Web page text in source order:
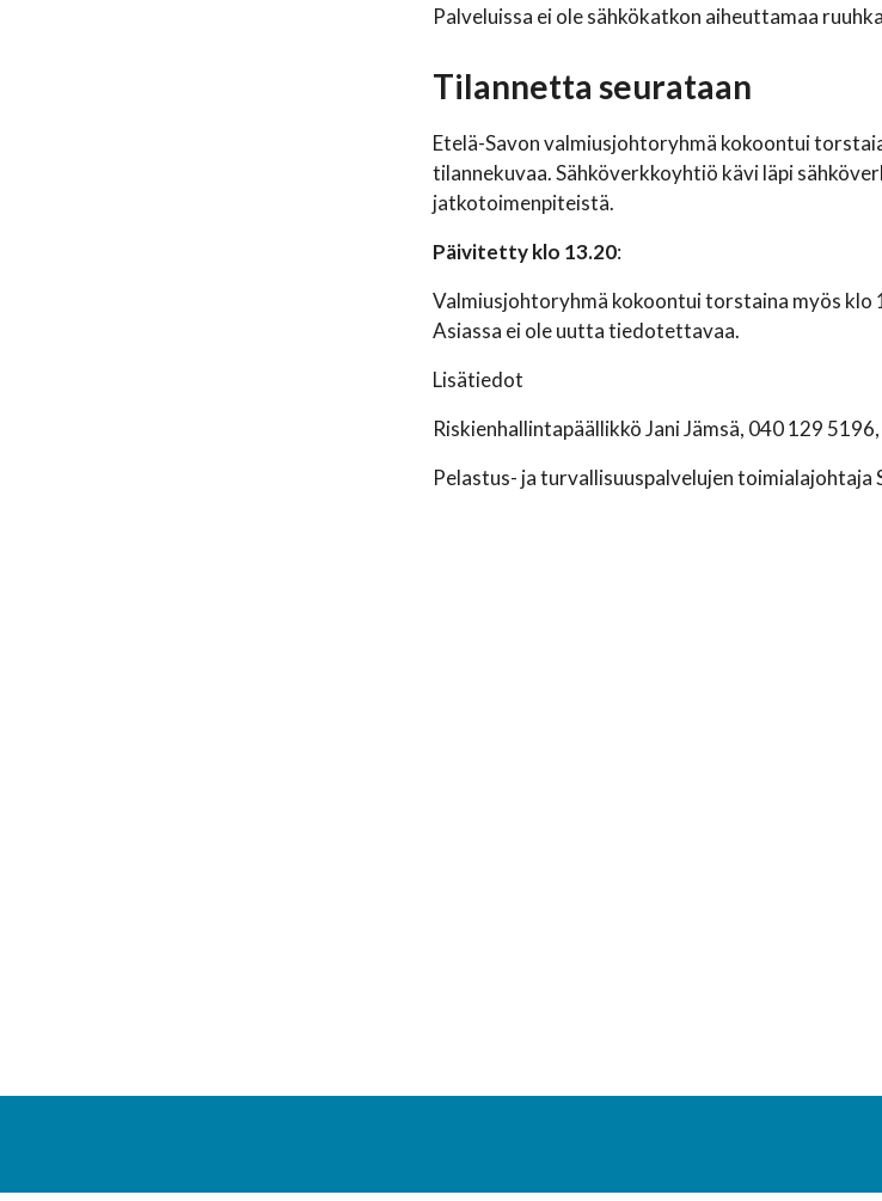
Palveluissa ei ole sähkökatkon aiheuttamaa
Tilannetta seurataan
Etelä-Savon valmiusjohtoryhmä kokoontui
tilannekuvaa. Sähköverkkoyhtiö kävi läpi
jatkotoimenpiteistä.
Päivitetty klo 13.20:
Valmiusjohtoryhmä kokoontui torstaina myös
Asiassa ei ole uutta tiedotettavaa.
Lisätiedot
Riskienhallintapäällikkö Jani Jämsä, 040 129 5196,
Pelastus- ja turvallisuuspalvelujen toimialajohtaja